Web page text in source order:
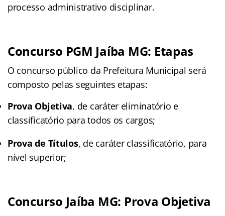
processo administrativo disciplinar.
Concurso PGM Jaíba MG: Etapas
O concurso público da Prefeitura Municipal será
composto pelas seguintes etapas:
Prova Objetiva, de caráter eliminatório e
classificatório para todos os cargos;
Prova de Títulos, de caráter classificatório, para
nível superior;
Concurso Jaíba MG: Prova Objetiva